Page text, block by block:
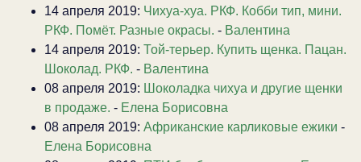
14 апреля 2019: Чихуа-хуа. РКФ. Кобби тип, мини.
РКФ. Помёт. Разные окрасы. - Валентина
14 апреля 2019: Той-терьер. Купить щенка. Пацан.
Шоколад. РКФ. - Валентина
08 апреля 2019: Шоколадка чихуа и другие щенки
в продаже. - Елена Борисовна
08 апреля 2019: Африканские карликовые ежики -
Елена Борисовна